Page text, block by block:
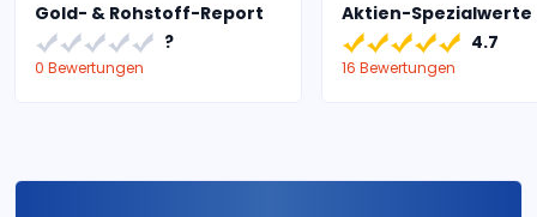
Gold- & Rohstoff-Report
?
0 Bewertungen
Aktien-Spezialwerte
4.7
16 Bewertungen